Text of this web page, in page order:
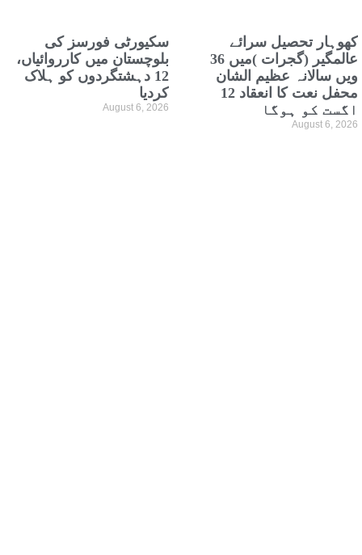
سکیورٹی فورسز کی
بلوچستان میں کارروائیاں،
12 دہشتگردوں کو ہلاک
کردیا
August 6, 2026
کھوہار تحصیل سرائے
عالمگیر (گجرات )میں 36
ویں سالانہ عظیم الشان
محفل نعت کا انعقاد 12
اگست کو ہوگا
August 6, 2026